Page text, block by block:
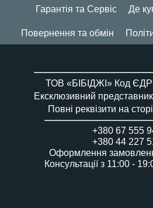
Гарантія та Сервіс Де
Повернення та обмін
ТОВ «БІБІДЖІ» Код
Ексклюзивний
Повні реквізити на
+380 67 555
+380 44 227
Оформлення
Консультації з 11:00 -